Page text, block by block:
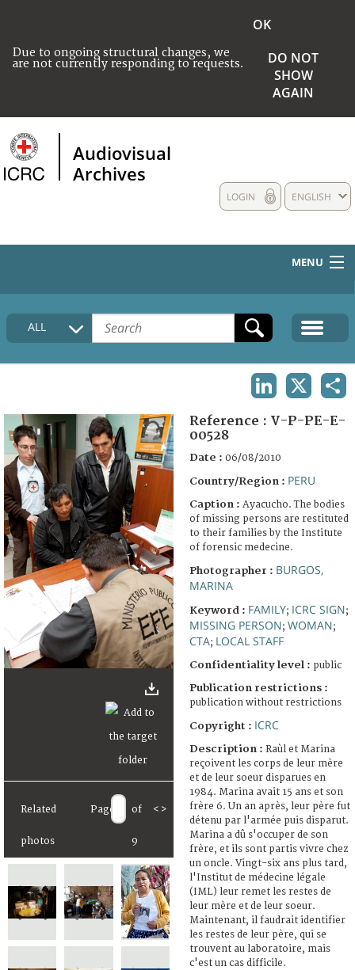
Due to ongoing structural changes, we
are not currently responding to requests.
OK
DO NOT
SHOW
AGAIN
Audiovisual
Archives
ENGLISH
LOGIN
MENU
HOME
COLLECTIONS DESCRIPTION
FAQ
ALL
Related
photos
Page of
9
< >
Reference : V-P-PE-E-
00528
Date : 06/08/2010
Country/Region : PERU
Caption : Ayacucho. The bodies
of missing persons are restituted
to their families by the Institute
of forensic medecine.
Photographer : BURGOS,
MARINA
Keyword : FAMILY; ICRC SIGN;
MISSING PERSON; WOMAN;
CTA; LOCAL STAFF
Confidentiality level : public
Publication restrictions :
publication without restrictions
Copyright : ICRC
Description : Raùl et Marina
reçoivent les corps de leur mère
et de leur soeur disparues en
1984. Marina avait 15 ans et son
frère 6. Un an après, leur père fut
détenu par l'armée puis disparut.
Marina a dû s'occuper de son
frère, et ils sont partis vivre chez
un oncle. Vingt-six ans plus tard,
l'Institut de médecine légale
(IML) leur remet les restes de
leur mère et de leur soeur.
Maintenant, il faudrait identifier
les restes de leur père, qui se
trouvent au laboratoire, mais
c'est un cas difficile.